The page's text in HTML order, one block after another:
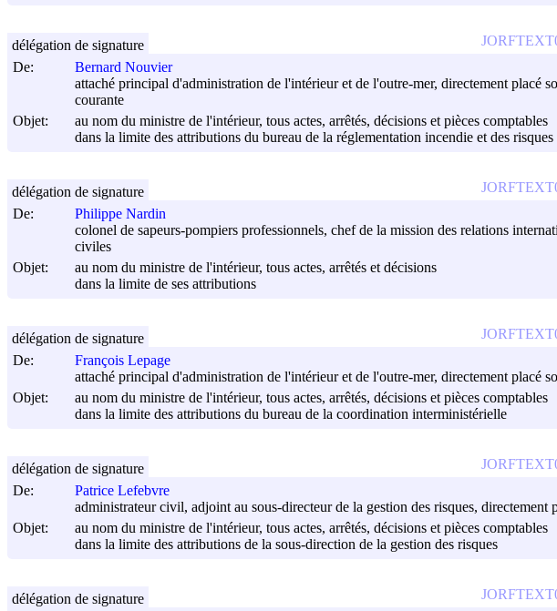
De:
Bernard Nouvier
attaché principal d'administration de l'intérieur et de l'outre-mer, directement placé
courante
Objet:
au nom du ministre de l'intérieur, tous actes, arrêtés, décisions et pièces comptables
dans la limite des attributions du bureau de la réglementation incendie et des
délégation de signature
De:
Philippe Nardin
colonel de sapeurs-pompiers professionnels, chef de la mission des relations
civiles
Objet:
au nom du ministre de l'intérieur, tous actes, arrêtés et décisions
dans la limite de ses attributions
délégation de signature
De:
François Lepage
attaché principal d'administration de l'intérieur et de l'outre-mer, directement placé
Objet:
au nom du ministre de l'intérieur, tous actes, arrêtés, décisions et pièces comptables
dans la limite des attributions du bureau de la coordination interministérielle
délégation de signature
De:
Patrice Lefebvre
administrateur civil, adjoint au sous-directeur de la gestion des risques, directement
Objet:
au nom du ministre de l'intérieur, tous actes, arrêtés, décisions et pièces comptables
dans la limite des attributions de la sous-direction de la gestion des risques
délégation de signature
délégation de signature